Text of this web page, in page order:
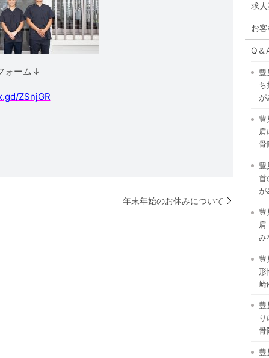
ォーム↓
ZSnjGR
年末年始のお休みについて
求
お
Q＆
豊
ち
が
豊
肩
骨
豊
首
が
豊
肩
み
豊
形
崎
豊
骨
豊